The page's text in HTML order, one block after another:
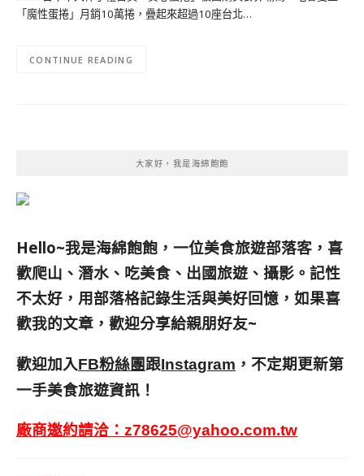
「魔性蛋捲」月銷10萬捲，疊起來超過10座台北…
CONTINUE READING
大家好，我是海綿飽飽
Hello~我是海綿飽飽，一位美食旅遊部落客， 喜
歡爬山、潛水、吃美食、出國旅遊、攝影。 記性
不太好，用部落格記錄生活與美好回憶， 如果喜
歡我的文章，歡迎分享給親朋好友~
歡迎加入FB粉絲團跟Instagram ，不定期更新第
一手美食旅遊資訊！
廠商邀約請洽： z78625@yahoo.com.tw